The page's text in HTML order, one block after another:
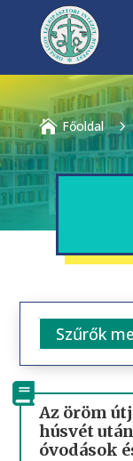
 Főoldal 5
Az öröm
húsvét
óvodások
Szűrők